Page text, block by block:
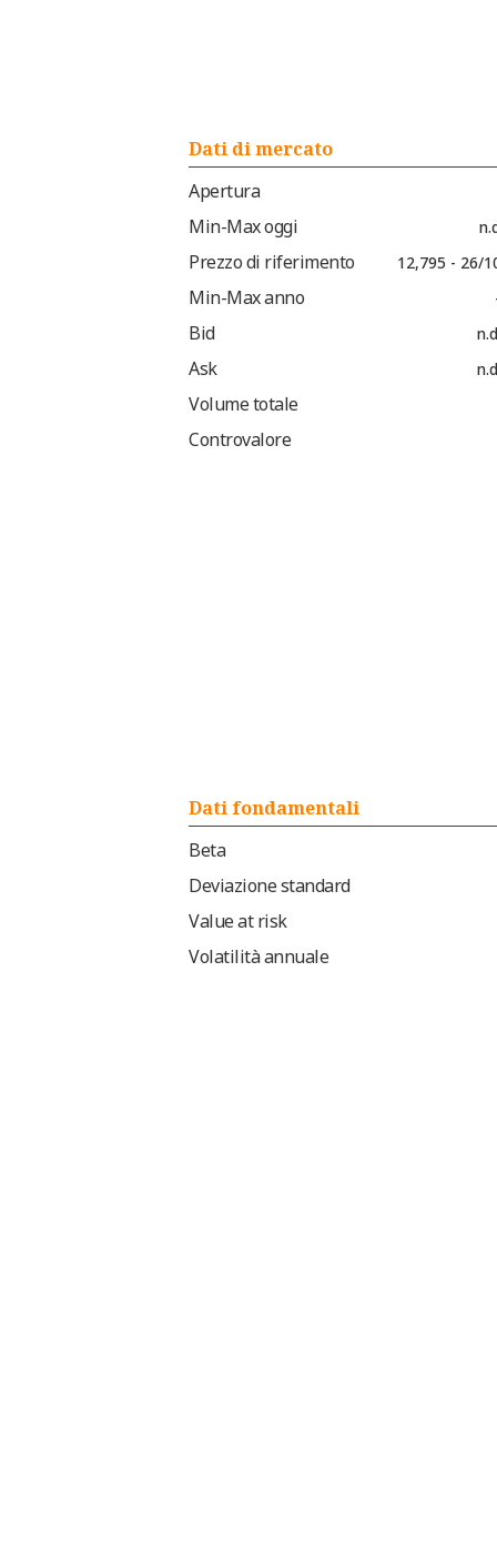
Dati di mercato
Apertura
Min-Max oggi
Prezzo di riferimento 12,795 - 26/
Min-Max anno
Bid
Ask
Volume totale
Controvalore
Dati fondamentali
Beta
Deviazione standard
Value at risk
Volatilità annuale